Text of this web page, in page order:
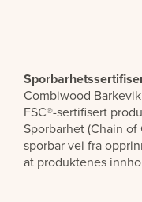
Combiwood
FSC®-sertifisert
Sporbarhet (Chain of
sporbar vei fra
at produktenes